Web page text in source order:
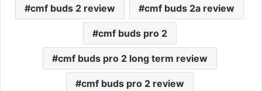
cmf buds 2 review cmf buds 2a review
cmf buds pro 2
cmf buds pro 2 long term review
cmf buds pro 2 review